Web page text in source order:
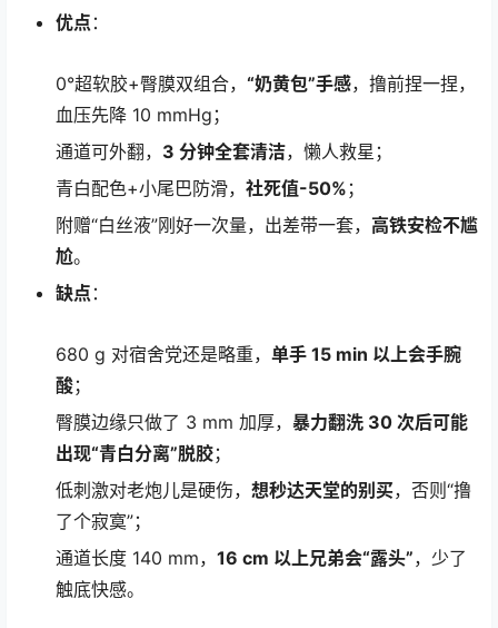
优点 ：
0°超软胶+臀膜双组合， “奶黄包”手感，撸前捏一捏，
血压先降 10 mmHg；
通道可外翻， 3 分钟全套清洁，懒人救星；
青白配色+小尾巴防滑， 社死值-50% ；
附赠“白丝液”刚好一次量，出差带一套， 高铁安检不尴
尬。
缺点 ：
680 g 对宿舍党还是略重， 单手 15 min 以上会手腕
酸；
臀膜边缘只做了 3 mm 加厚， 暴力翻洗 30 次后可能
出现“青白分离”脱胶；
低刺激对老炮儿是硬伤， 想秒达天堂的别买，否则“撸
了个寂寞”；
通道长度 140 mm， 16 cm 以上兄弟会“露头”，少了
触底快感。